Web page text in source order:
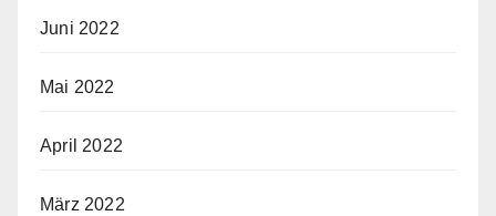
Juni 2022
Mai 2022
April 2022
März 2022